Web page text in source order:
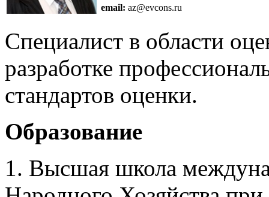
email: az@evcons.ru
Специалист в области
разработке
стандартов оценки.
Образование
1. Высшая школа